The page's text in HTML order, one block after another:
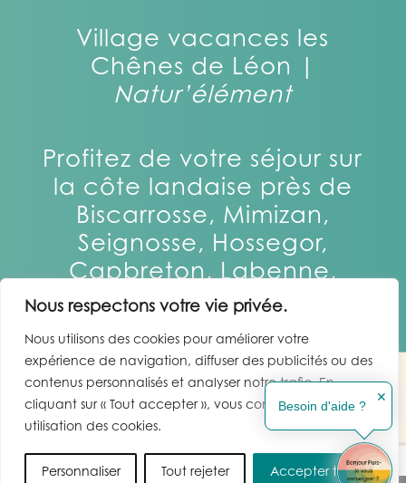
Nous respectons votre vie privée.
Nous utilisons des cookies pour améliorer votre
expérience de navigation, diffuser des publicités ou des
contenus personnalisés et analyser notre trafic. En
cliquant sur « Tout accepter », vous consentez à notre
utilisation des cookies.
Personnaliser Tout rejeter Accepter tout
Village vacances les
Chênes de Léon |
Natur’élément
Profitez de votre séjour sur
la côte landaise près de
Biscarrosse, Mimizan,
Seignosse, Hossegor,
Capbreton, Labenne,
Moliets
Copyright © 2022 |WebOlution | Tous droits réservés |
légales et politique de confidentialité
EN ES
Besoin d'aide ?
✕